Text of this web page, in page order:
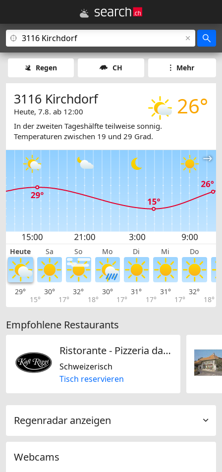
Regen CH Mehr
26°
3116 Kirchdorf
Heute, 7.8. ab 12:00
In der zweiten Tageshälfte teilweise sonnig.
Temperaturen zwischen 19 und 29 Grad.
Heute Sa So Mo Di Mi Do
29°
15°
30°
17°
32°
18°
30°
17°
31°
17°
31°
17°
32°
18°
Empfohlene Restaurants
Ristorante - Pizzeria da Fabio Kafi Riggi
Schweizerisch
Tisch reservieren
Regenradar anzeigen
Webcams